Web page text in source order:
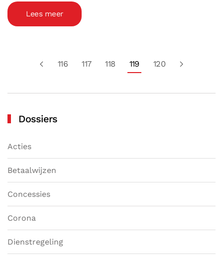
Lees meer
116 117 118 119 120
Dossiers
Acties
Betaalwijzen
Concessies
Corona
Dienstregeling